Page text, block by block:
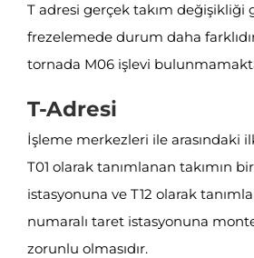
T adresi gerçek takım değişikliği
frezelemede durum daha
tornada M06 işlevi
T-Adresi
İşleme merkezleri ile arasındaki
T01 olarak tanımlanan takımın
istasyonuna ve T12 olarak
numaralı taret istasyonuna
zorunlu olmasıdır.